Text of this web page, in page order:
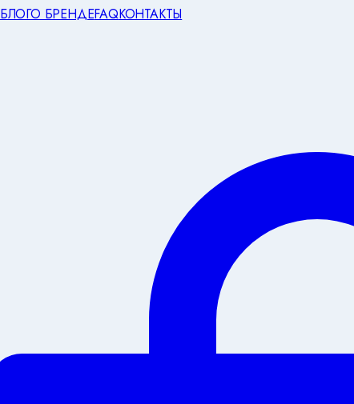
БЛОГО БРЕНДЕFAQКОНТАКТЫ